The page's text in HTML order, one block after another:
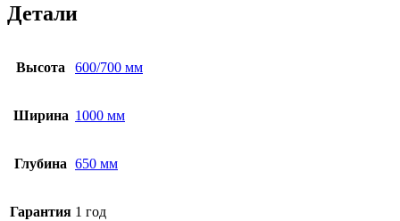
Детали
Высота 600/700 мм
Ширина 1000 мм
Глубина 650 мм
Гарантия 1 год